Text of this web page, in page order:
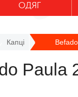
ОДЯГ
Капці Befado
Paula